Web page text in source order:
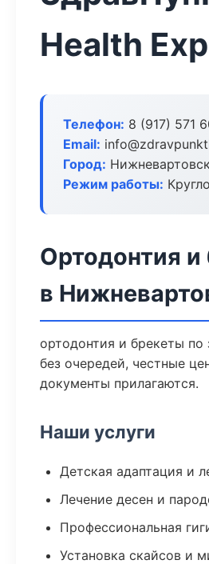
Health
Телефон: 8 (917) 571
Email:
Город: Нижневартовск
Режим работы:
Ортодонтия и
в
ортодонтия и брекеты по
без очередей, честные
документы прилагаются.
Наши услуги
Детская адаптация и
Лечение десен и
Профессиональная
Установка скайсов и